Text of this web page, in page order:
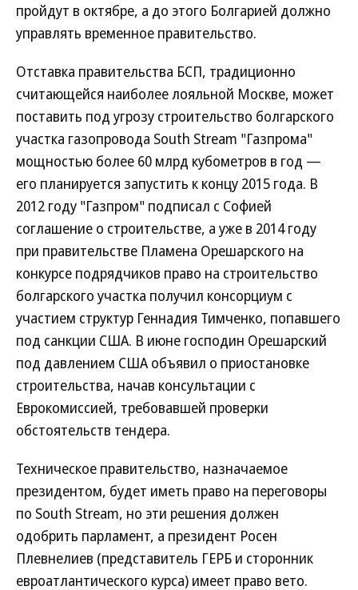
пройдут в октябре, а до этого Болгарией должно
управлять временное правительство.
Отставка правительства БСП, традиционно
считающейся наиболее лояльной Москве, может
поставить под угрозу строительство болгарского
участка газопровода South Stream "Газпрома"
мощностью более 60 млрд кубометров в год —
его планируется запустить к концу 2015 года. В
2012 году "Газпром" подписал с Софией
соглашение о строительстве, а уже в 2014 году
при правительстве Пламена Орешарского на
конкурсе подрядчиков право на строительство
болгарского участка получил консорциум с
участием структур Геннадия Тимченко, попавшего
под санкции США. В июне господин Орешарский
под давлением США объявил о приостановке
строительства, начав консультации с
Еврокомиссией, требовавшей проверки
обстоятельств тендера.
Техническое правительство, назначаемое
президентом, будет иметь право на переговоры
по South Stream, но эти решения должен
одобрить парламент, а президент Росен
Плевнелиев (представитель ГЕРБ и сторонник
евроатлантического курса) имеет право вето.